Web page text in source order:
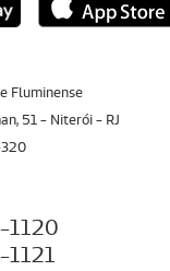
Fluminense
51 - Niterói - RJ
1120